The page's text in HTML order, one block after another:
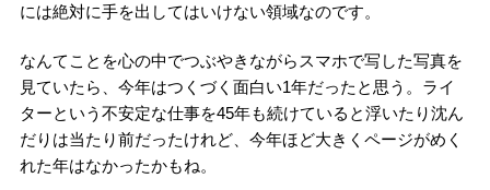
には絶対に手を出してはいけない領域なのです。
なんてことを心の中でつぶやきながらスマホで写した写真を
見ていたら、今年はつくづく面白い1年だったと思う。ライ
ターという不安定な仕事を45年も続けていると浮いたり沈ん
だりは当たり前だったけれど、今年ほど大きくページがめく
れた年はなかったかもね。